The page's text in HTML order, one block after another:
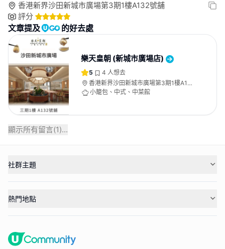
香港新界沙田新城市廣場第3期1樓A132號舖
評分
文章提及 的好去處
樂天皇朝 (新城市廣場店)
5 4 人想去
香港新界沙田新城市廣場第3期1樓A132
號舖
小籠包、中式、中菜館
顯示所有留言(1)...
社群主題
熱門地點